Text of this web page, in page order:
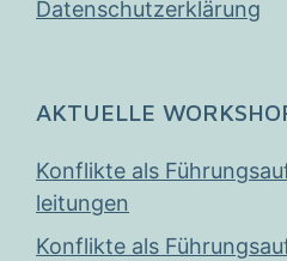
Datenschutzerklärung
AKTUELLE
Konflikte als
leitungen
Konflikte als